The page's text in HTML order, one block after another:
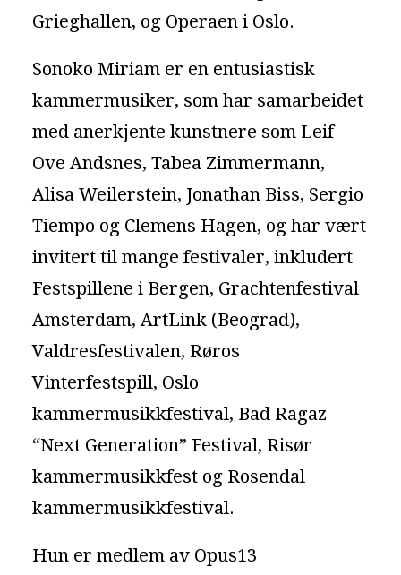
Grieghallen, og Operaen i Oslo.
Sonoko Miriam er en entusiastisk
kammermusiker, som har samarbeidet
med anerkjente kunstnere som Leif
Ove Andsnes, Tabea Zimmermann,
Alisa Weilerstein, Jonathan Biss, Sergio
Tiempo og Clemens Hagen, og har vært
invitert til mange festivaler, inkludert
Festspillene i Bergen, Grachtenfestival
Amsterdam, ArtLink (Beograd),
Valdresfestivalen, Røros
Vinterfestspill, Oslo
kammermusikkfestival, Bad Ragaz
“Next Generation” Festival, Risør
kammermusikkfest og Rosendal
kammermusikkfestival.
Hun er medlem av Opus13